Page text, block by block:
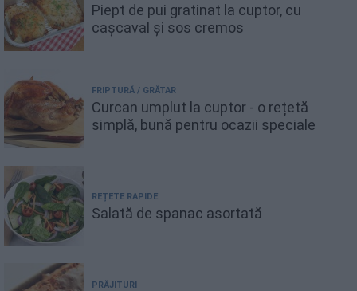
Piept de pui gratinat la cuptor, cu
cașcaval și sos cremos
FRIPTURĂ / GRĂTAR
Curcan umplut la cuptor - o rețetă
simplă, bună pentru ocazii speciale
REȚETE RAPIDE
Salată de spanac asortată
PRĂJITURI